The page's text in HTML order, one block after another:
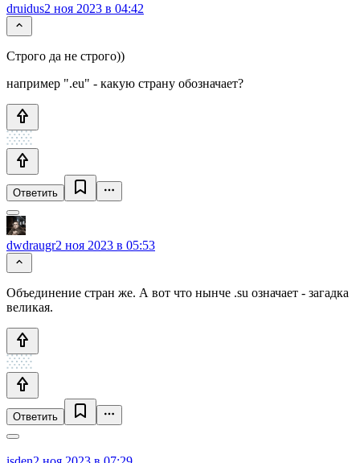
druidus2 ноя 2023 в 04:42
Строго да не строго))
например ".eu" - какую страну обозначает?
Ответить
dwdraugr2 ноя 2023 в 05:53
Объединение стран же. А вот что нынче .su означает - загадка
великая.
Ответить